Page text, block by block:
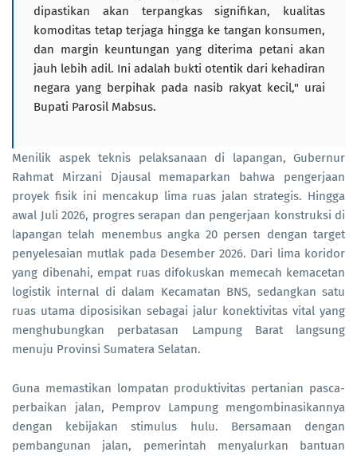
dipastikan akan terpangkas signifikan, kualitas
komoditas tetap terjaga hingga ke tangan konsumen,
dan margin keuntungan yang diterima petani akan
jauh lebih adil. Ini adalah bukti otentik dari kehadiran
negara yang berpihak pada nasib rakyat kecil," urai
Bupati Parosil Mabsus.
Menilik aspek teknis pelaksanaan di lapangan, Gubernur
Rahmat Mirzani Djausal memaparkan bahwa pengerjaan
proyek fisik ini mencakup lima ruas jalan strategis. Hingga
awal Juli 2026, progres serapan dan pengerjaan konstruksi di
lapangan telah menembus angka 20 persen dengan target
penyelesaian mutlak pada Desember 2026. Dari lima koridor
yang dibenahi, empat ruas difokuskan memecah kemacetan
logistik internal di dalam Kecamatan BNS, sedangkan satu
ruas utama diposisikan sebagai jalur konektivitas vital yang
menghubungkan perbatasan Lampung Barat langsung
menuju Provinsi Sumatera Selatan.
Guna memastikan lompatan produktivitas pertanian pasca-
perbaikan jalan, Pemprov Lampung mengombinasikannya
dengan kebijakan stimulus hulu. Bersamaan dengan
pembangunan jalan, pemerintah menyalurkan bantuan